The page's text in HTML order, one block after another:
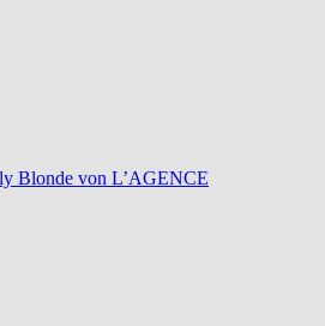
Blonde von L’AGENCE